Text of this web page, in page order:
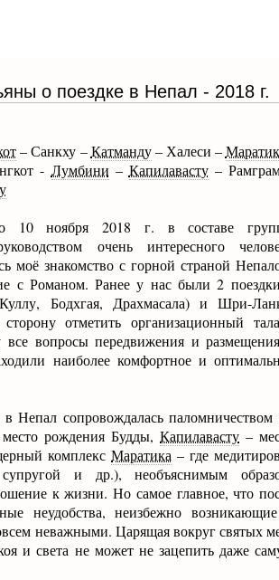
о поездке в Непал - 2018 г.
– Санкху –Катманду– Халеси –
- Лумбини – Капилавасту–
10 ноября 2018 г. в составе
очень интересного
моё знакомство с горной страной
с Романом. Ранее у нас были 2
Бодхгая, Драхмасала) и Шри-
отметить организационный
все вопросы передвижения и
наиболее комфортное и
Непал сопровождалась паломничеством
рождения Будды, Капилавасту –
комплекс Маратика – где
и др.), необъяснимым
к жизни. Но самое главное, что
неудобства, неизбежно
неважными. Царящая вокруг святых
и света не может не зацепить даже